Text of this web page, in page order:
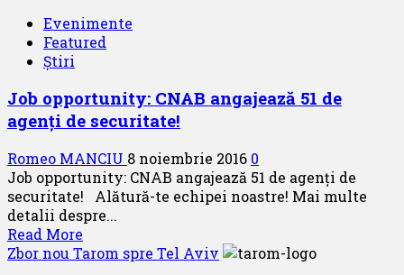
intr-
o
Connect
Embraer
190
Evenimente
Featured
Știri
Job opportunity: CNAB angajează 51 de
agenți de securitate!
Romeo MANCIU 8 noiembrie 2016 0
Job opportunity: CNAB angajează 51 de agenți de
securitate! Alătură-te echipei noastre! Mai multe
detalii despre...
Read More
more
Zbor nou Tarom spre Tel Aviv